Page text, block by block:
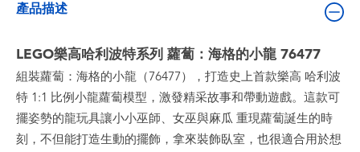
產品描述
LEGO樂高哈利波特系列 蘿蔔：海格的小龍 76477
組裝蘿蔔：海格的小龍（76477），打造史上首款樂高 哈利波
特 1:1 比例小龍蘿蔔模型，激發精采故事和帶動遊戲。這款可
擺姿勢的龍玩具讓小小巫師、女巫與麻瓜 重現蘿蔔誕生的時
刻，不但能打造生動的擺飾，拿來裝飾臥室，也很適合用於想